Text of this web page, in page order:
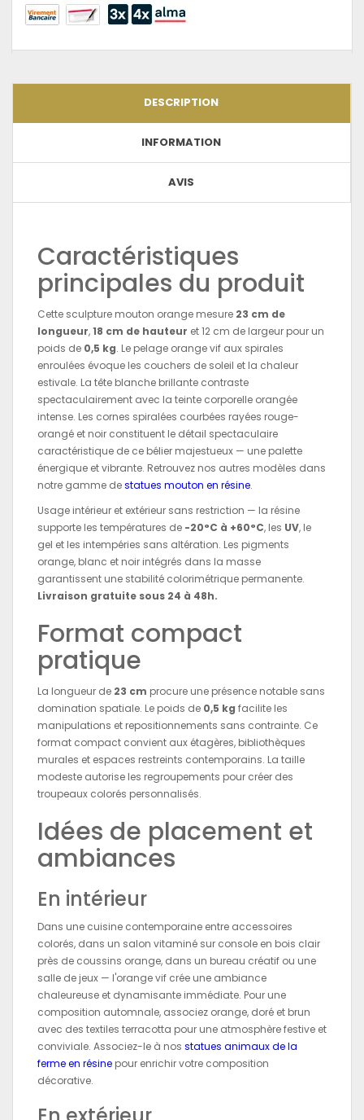
DESCRIPTION
INFORMATION
AVIS
Caractéristiques
principales du produit
Cette sculpture mouton orange mesure 23 cm de
longueur,18 cm de hauteur et 12 cm de largeur pour un
poids de 0,5 kg. Le pelage orange vif aux spirales
enroulées évoque les couchers de soleil et la chaleur
estivale. La tête blanche brillante contraste
spectaculairement avec la teinte corporelle orangée
intense. Les cornes spiralées courbées rayées rouge-
orangé et noir constituent le détail spectaculaire
caractéristique de ce bélier majestueux — une palette
énergique et vibrante. Retrouvez nos autres modèles dans
notre gamme destatues mouton en résine.
Usage intérieur et extérieur sans restriction — la résine
supporte les températures de -20°C à +60°C, les UV, le
gel et les intempéries sans altération. Les pigments
orange, blanc et noir intégrés dans la masse
garantissent une stabilité colorimétrique permanente.
Livraison gratuite sous 24 à 48h.
Format compact
pratique
La longueur de 23 cm procure une présence notable sans
domination spatiale. Le poids de 0,5 kg facilite les
manipulations et repositionnements sans contrainte. Ce
format compact convient aux étagères, bibliothèques
murales et espaces restreints contemporains. La taille
modeste autorise les regroupements pour créer des
troupeaux colorés personnalisés.
Idées de placement et
ambiances
En intérieur
Dans une cuisine contemporaine entre accessoires
colorés, dans un salon vitaminé sur console en bois clair
près de coussins orange, dans un bureau créatif ou une
salle de jeux — l'orange vif crée une ambiance
chaleureuse et dynamisante immédiate. Pour une
composition automnale, associez orange, doré et brun
avec des textiles terracotta pour une atmosphère festive et
conviviale. Associez-le à nos statues animaux de la
ferme en résine pour enrichir votre composition
décorative.